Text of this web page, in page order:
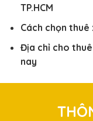
TP.HCM
Cách chọn
Địa chỉ cho
nay